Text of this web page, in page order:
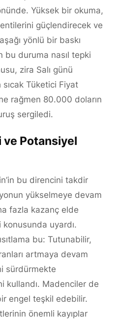
Yüksek bir okuma,
güçlendirecek ve
yönlü bir baskı
bu duruma nasıl tepki
zira Salı günü
Tüketici Fiyat
rağmen 80.000 doların
sergiledi.
Potansiyel
bu direncini takdir
yükselmeye devam
fazla kazanç elde
uyardı.
bu: Tutunabilir,
artmaya devam
sürdürmekte
kullandı. Madenciler de
engel teşkil edebilir.
önemli kayıplar